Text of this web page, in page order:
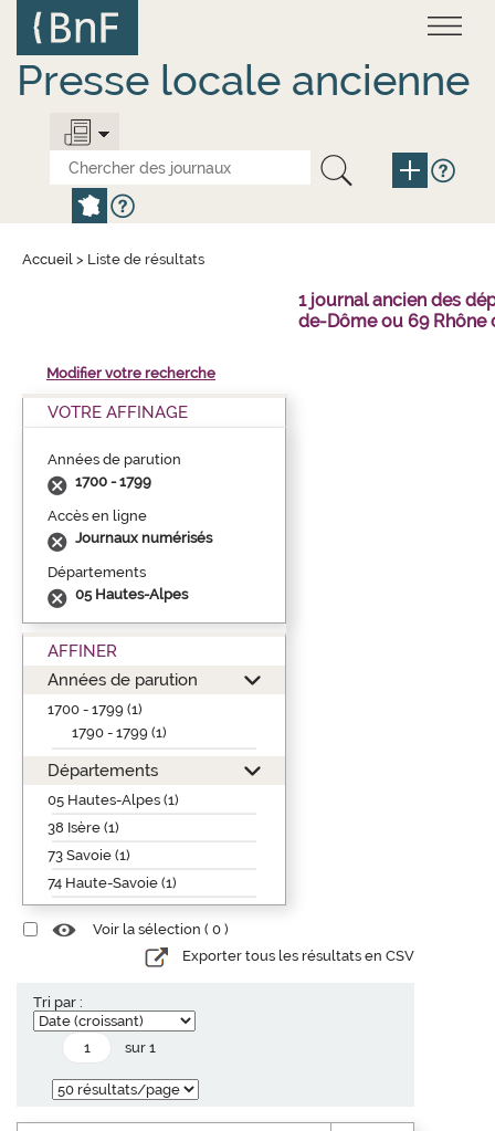
contenu
principal
Presse locale ancienne
Accueil > Liste de résultats
1 journal ancien des
de-Dôme ou 69 Rhône
Modifier votre recherche
VOTRE AFFINAGE
Années de parution
1700 - 1799
Accès en ligne
Journaux numérisés
Départements
05 Hautes-Alpes
AFFINER
Années de parution
1700 - 1799 (1)
1790 - 1799 (1)
Départements
05 Hautes-Alpes (1)
38 Isère (1)
73 Savoie (1)
74 Haute-Savoie (1)
Voir la sélection ( 0 )
Exporter tous les résultats en CSV
Tri par :
sur 1
Panneau de gestion des cookies